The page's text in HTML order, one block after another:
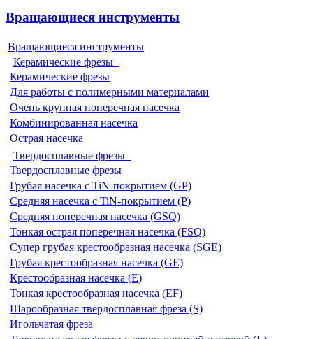
Вращающиеся инструменты
Вращающиеся инструменты
Керамические фрезы
Керамические фрезы
Для работы с полимерными материалами
Очень крупная поперечная насечка
Комбинированная насечка
Острая насечка
Твердосплавные фрезы
Твердосплавные фрезы
Грубая насечка с TiN-покрытием (GP)
Средняя насечка с TiN-покрытием (P)
Средняя поперечная насечка (GSQ)
Тонкая острая поперечная насечка (FSQ)
Супер грубая крестообразная насечка (SGE)
Грубая крестообразная насечка (GE)
Крестообразная насечка (E)
Тонкая крестообразная насечка (EF)
Шарообразная твердосплавная фреза (S)
Игольчатая фреза